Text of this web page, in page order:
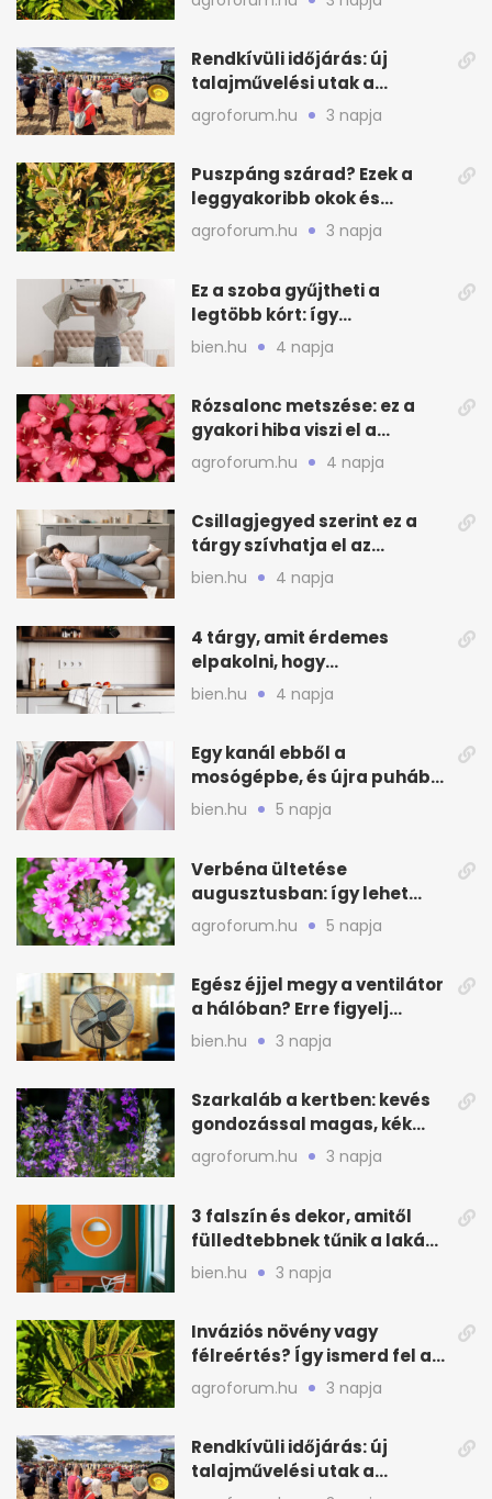
Rendkívüli időjárás: új
talajművelési utak a
gazdáknak
agroforum.hu 3 napja
Puszpáng szárad? Ezek a
leggyakoribb okok és
teendők
agroforum.hu 3 napja
Ez a szoba gyűjtheti a
legtöbb kórt: így
mélytisztítsd otthon
bien.hu 4 napja
Rózsalonc metszése: ez a
gyakori hiba viszi el a
virágzást
agroforum.hu 4 napja
Csillagjegyed szerint ez a
tárgy szívhatja el az
otthonod energiáját
bien.hu 4 napja
4 tárgy, amit érdemes
elpakolni, hogy
hűvösebbnek tűnjön a lakás
bien.hu 4 napja
Egy kanál ebből a
mosógépbe, és újra puhább
lesz a törölköző
bien.hu 5 napja
Verbéna ültetése
augusztusban: így lehet
még idén virágos a kert
agroforum.hu 5 napja
Egész éjjel megy a ventilátor
a hálóban? Erre figyelj
alvásnál nyáron
bien.hu 3 napja
Szarkaláb a kertben: kevés
gondozással magas, kék
virágfalat ad
agroforum.hu 3 napja
3 falszín és dekor, amitől
fülledtebbnek tűnik a lakás
nyáron
bien.hu 3 napja
Inváziós növény vagy
félreértés? Így ismerd fel a
valódi kockázatot
agroforum.hu 3 napja
Rendkívüli időjárás: új
talajművelési utak a